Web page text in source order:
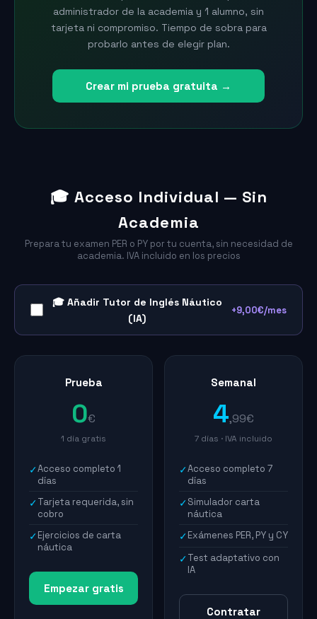
administrador de la academia y 1 alumno, sin
tarjeta ni compromiso. Tiempo de sobra para
probarlo antes de elegir plan.
Crear mi prueba gratuita →
🎓 Acceso Individual — Sin
Academia
Prepara tu examen PER o PY por tu cuenta, sin necesidad de
academia. IVA incluido en los precios
🎓 Añadir Tutor de Inglés Náutico
(IA)
+9,00€/mes
Prueba
0€
1 día gratis
✓Acceso completo 1
días
✓Tarjeta requerida, sin
cobro
✓Ejercicios de carta
náutica
Empezar gratis
Semanal
4,99€
7 días · IVA incluido
✓Acceso completo 7
días
✓Simulador carta
náutica
✓Exámenes PER, PY y CY
✓Test adaptativo con
IA
Contratar